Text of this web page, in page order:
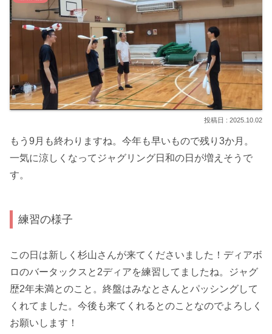
2025.10.02
もう9月も終わりますね。今年も早いもので残り3か月。
一気に涼しくなってジャグリング日和の日が増えそうで
す。
練習の様子
この日は新しく杉山さんが来てくださいました！ディアボ
ロのバータックスと2ディアを練習してましたね。ジャグ
歴2年未満とのこと。終盤はみなとさんとパッシングして
くれてました。今後も来てくれるとのことなのでよろしく
お願いします！